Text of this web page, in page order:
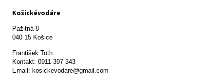
Košickévodáre
Pažitná 8
František Toth
Kontakt: 0911 397 343
Email: kosickevodare@gmail.com